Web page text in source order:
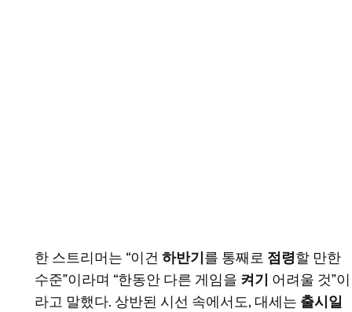
한 스트리머는 “이건 하반기 를 통째로 점령할 만한
수준”이라며 “한동안 다른 게임을 켜기 어려울 것”이
라고 말했다. 상반된 시선 속에서도, 대세는 출시일